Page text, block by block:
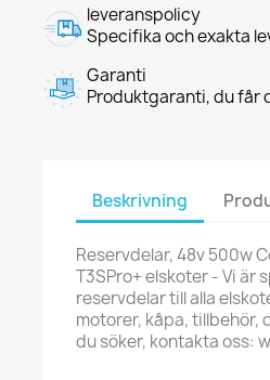
leveranspolicy
Specifika och exakta
Garanti
Produktgaranti, du får
Beskrivning
Reservdelar, 48v 500w
T3SPro+ elskoter - Vi
reservdelar till alla
motorer, kåpa,
du söker, kontakta oss: